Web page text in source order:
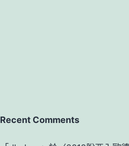
Recent Comments